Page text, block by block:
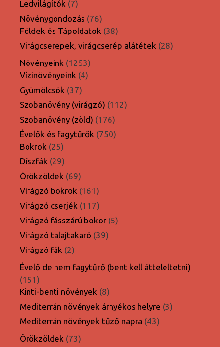
Ledvilágítók 77
termék
Növénygondozás 7676
termék
Földek és Tápoldatok 3838
termék
Virágcserepek, virágcserép alátétek 2828
Növényeink 12531253
termék
Vízinövényeink 44
Gyümölcsök 3737
termék
Szobanövény (virágzó) 112112
Szobanövény (zöld) 176176
termék
Évelők és fagytűrők 750750
Bokrok 2525
termék
Díszfák 2929
termék
Örökzöldek 6969
termék
Virágzó bokrok 161161
termék
Virágzó cserjék 117117
termék
Virágzó fásszárú bokor 55
Virágzó talajtakaró 3939
Virágzó fák 22
termék
Évelő de nem fagytűrő (bent kell átteleltetni)
151151
termék
Kinti-benti növények 88
termék
Mediterrán növények árnyékos helyre 33
Mediterrán növények tűző napra 4343
Örökzöldek 7373